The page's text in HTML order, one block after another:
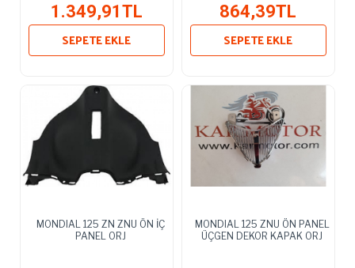
1.349,91TL
SEPETE EKLE
864,39TL
SEPETE EKLE
MONDIAL 125 ZN ZNU ÖN İÇ
PANEL ORJ
MONDIAL 125 ZNU ÖN PANEL
ÜÇGEN DEKOR KAPAK ORJ